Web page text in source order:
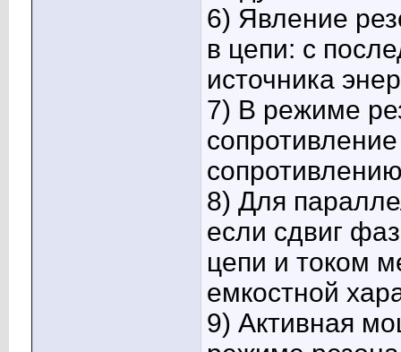
6) Явление
в цепи: с
источника
7) В режиме
8) Для
если сдвиг
цепи и током
емкостной
9) Активная